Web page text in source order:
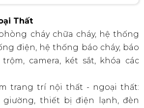
Thất
cháy chữa cháy, hệ thống
điện, hệ thống báo cháy, báo
camera, két sắt, khóa các
trang trí nội thất - ngoại thất:
giường, thiết bị điện lạnh, đèn